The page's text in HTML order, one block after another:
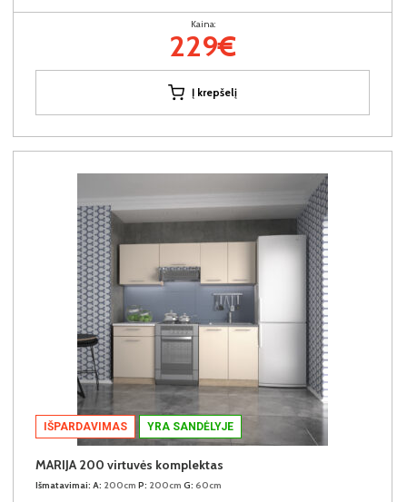
Kaina:
229€
Į krepšelį
IŠPARDAVIMAS YRA SANDĖLYJE
MARIJA 200 virtuvės komplektas
Išmatavimai: A: 200cm P: 200cm G: 60cm